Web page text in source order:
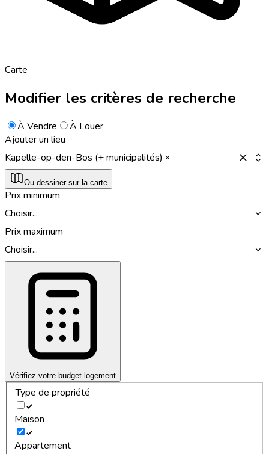
Carte
Modifier les critères de recherche
À Vendre
À Louer
Ajouter un lieu
Kapelle-op-den-Bos (+ municipalités)
Ou dessiner sur la carte
Prix minimum
Choisir...
Prix maximum
Choisir...
Vérifiez votre budget logement
Type de propriété
Maison
Appartement